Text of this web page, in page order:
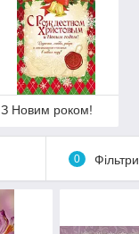
З Новим роком!
0 Фільтри